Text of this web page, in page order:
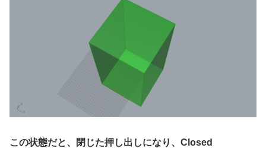
この状態だと、閉じた押し出しになり、Closed